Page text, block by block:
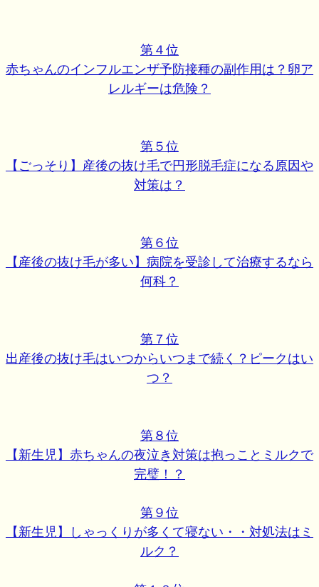
第４位
赤ちゃんのインフルエンザ予防接種の副作用は？卵ア
レルギーは危険？
第５位
【ごっそり】産後の抜け毛で円形脱毛症になる原因や
対策は？
第６位
【産後の抜け毛が多い】病院を受診して治療するなら
何科？
第７位
出産後の抜け毛はいつからいつまで続く？ピークはい
つ？
第８位
【新生児】赤ちゃんの夜泣き対策は抱っことミルクで
完璧！？
第９位
【新生児】しゃっくりが多くて寝ない・・対処法はミ
ルク？